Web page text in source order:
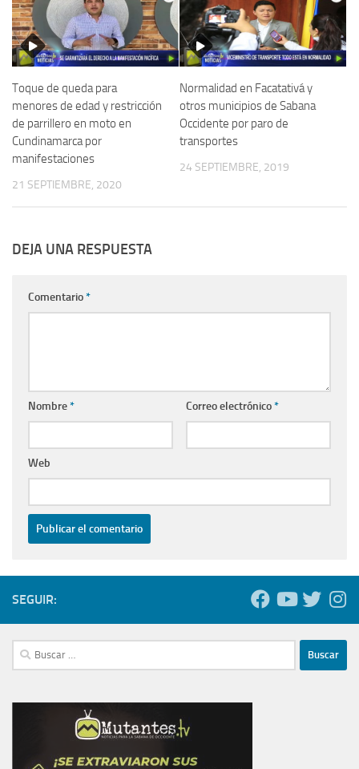
Toque de queda para
menores de edad y restricción
de parrillero en moto en
Cundinamarca por
manifestaciones
21 SEPTIEMBRE, 2020
Normalidad en Facatativá y
otros municipios de Sabana
Occidente por paro de
transportes
24 SEPTIEMBRE, 2019
DEJA UNA RESPUESTA
Comentario*
Nombre* Correo electrónico*
Web
SEGUIR:
Buscar: